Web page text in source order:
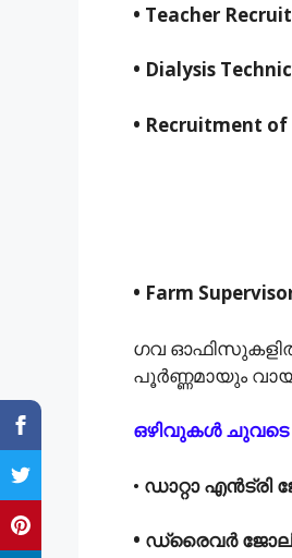
• Teacher
• Dialysis
• Recruitment
• Farm
ഗവ ഓഫിസുകളിൽ
പൂർണ്ണമായും
ഒഴിവുകൾ ചുവടെ
• ഡാറ്റാ എൻട്രി
• ഡ്രൈവർ ജോലി